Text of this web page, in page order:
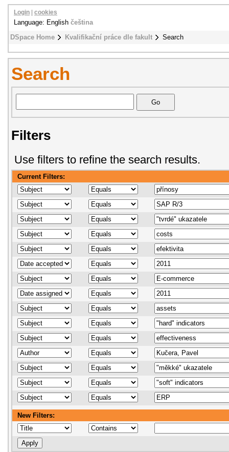
DSpace Home Kvalifikační práce dle fakult Search
Login cookies
Language: English čeština
Search
Filters
Use filters to refine the search results.
Current Filters:
New Filters: